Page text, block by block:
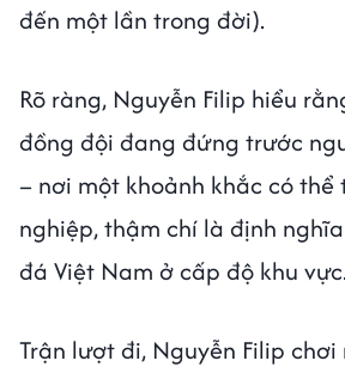
đến một lần trong đời).
Rõ ràng, Nguyễn Filip hiểu
đồng đội đang đứng trước
– nơi một khoảnh khắc có
nghiệp, thậm chí là định
đá Việt Nam ở cấp độ khu
Trận lượt đi, Nguyễn Filip